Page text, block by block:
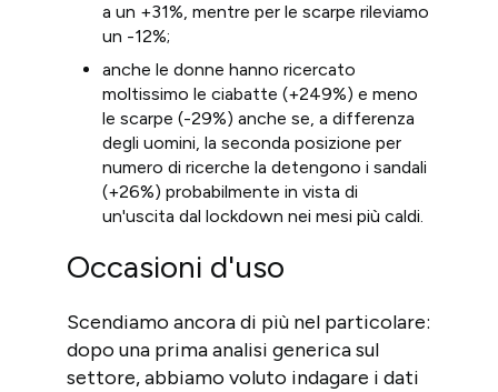
a un +31%, mentre per le scarpe rileviamo
un -12%;
anche le donne hanno ricercato
moltissimo le ciabatte (+249%) e meno
le scarpe (-29%) anche se, a differenza
degli uomini, la seconda posizione per
numero di ricerche la detengono i sandali
(+26%) probabilmente in vista di
un'uscita dal lockdown nei mesi più caldi.
Occasioni d'uso
Scendiamo ancora di più nel particolare:
dopo una prima analisi generica sul
settore, abbiamo voluto indagare i dati